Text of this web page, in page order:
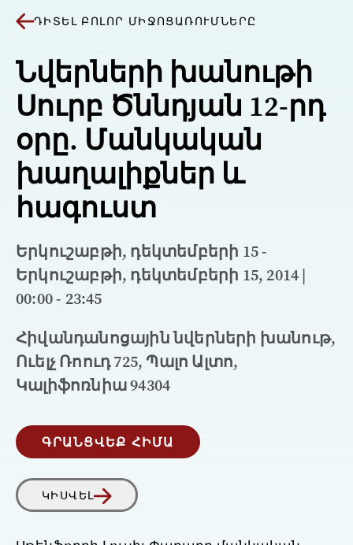
ԴԻՏԵԼ ԲՈԼՈՐ ՄԻՋՈՑԱՌՈՒՄՆԵՐԸ
Նվերների խանութի
Սուրբ Ծննդյան 12-րդ
օրը. Մանկական
խաղալիքներ և
հագուստ
Երկուշաբթի, դեկտեմբերի 15 -
Երկուշաբթի, դեկտեմբերի 15, 2014 |
00:00 - 23:45
Հիվանդանոցային նվերների խանութ,
Ուելչ Ռոուդ 725, Պալո Ալտո,
Կալիֆոռնիա 94304
ԳՐԱՆՑՎԵՔ ՀԻՄԱ
ԿԻՍՎԵԼ